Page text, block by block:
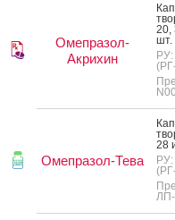
Омепразол-
Акрихин
20,
шт.
Омепразол-Тева
28